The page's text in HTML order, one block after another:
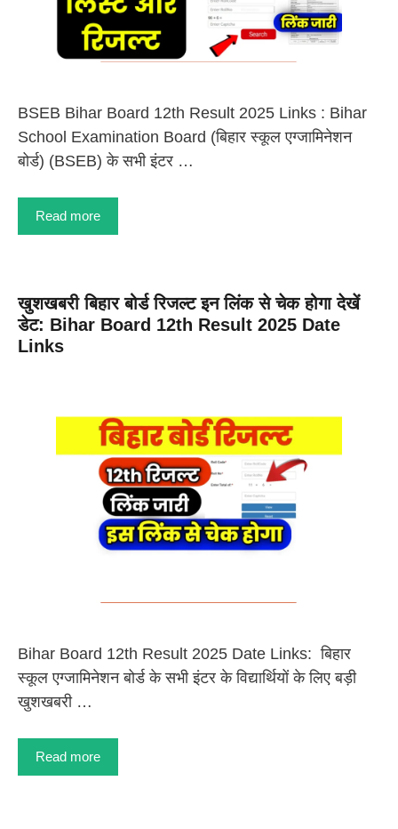
BSEB Bihar Board 12th Result 2025 Links : Bihar
School Examination Board (बिहार स्कूल एग्जामिनेशन
बोर्ड) (BSEB) के सभी इंटर …
Read more
खुशखबरी बिहार बोर्ड रिजल्ट इन लिंक से चेक होगा देखें
डेट: Bihar Board 12th Result 2025 Date
Links
Bihar Board 12th Result 2025 Date Links: बिहार
स्कूल एग्जामिनेशन बोर्ड के सभी इंटर के विद्यार्थियों के लिए बड़ी
खुशखबरी …
Read more